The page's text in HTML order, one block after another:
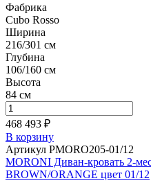
Фабрика
Cubo Rosso
Ширина
216/301 см
Глубина
106/160 см
Высота
84 см
468 493 ₽
В корзину
Артикул PMORO205-01/12
MORONI Диван-кровать 2-
BROWN/ORANGE цвет 01/12